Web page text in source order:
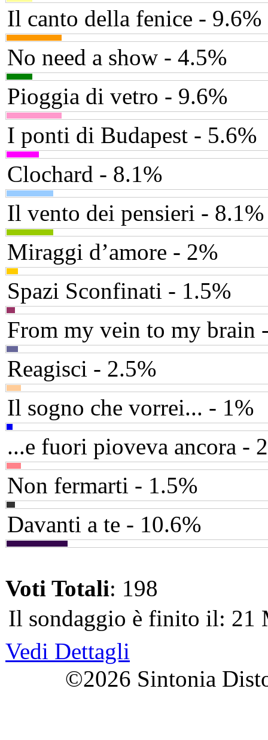
Il canto della fenice - 9.6%
No need a show - 4.5%
Pioggia di vetro - 9.6%
I ponti di Budapest - 5.6%
Clochard - 8.1%
Il vento dei pensieri - 8.1%
Miraggi d’amore - 2%
Spazi Sconfinati - 1.5%
From my vein to my brain
Reagisci - 2.5%
Il sogno che vorrei... - 1%
...e fuori pioveva ancora -
Non fermarti - 1.5%
Davanti a te - 10.6%
Voti Totali: 198
Il sondaggio è finito il: 21
Vedi Dettagli
©2026 Sintonia